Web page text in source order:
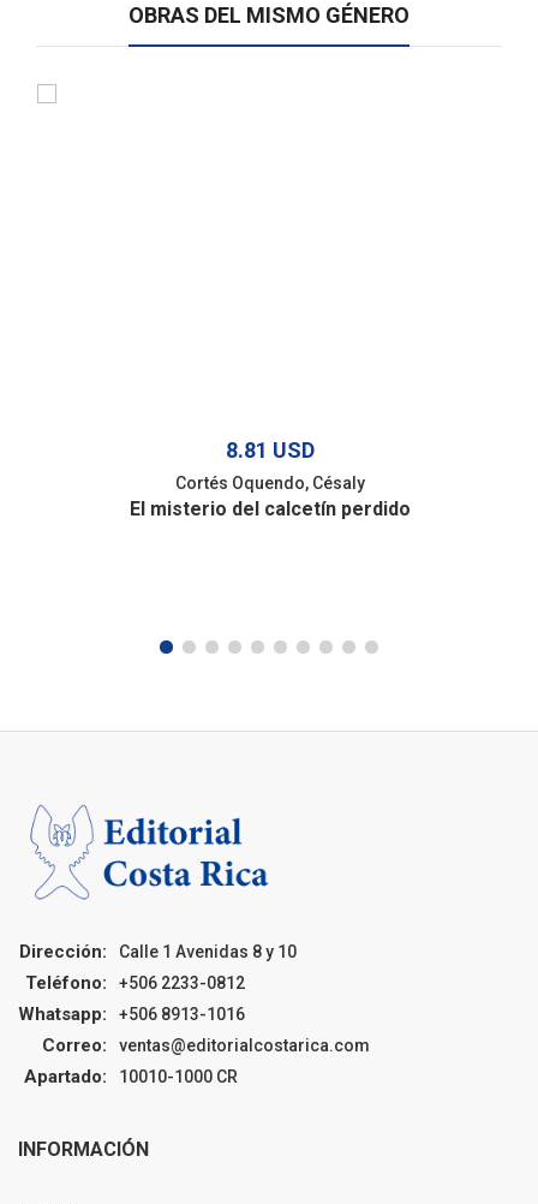
OBRAS DEL MISMO GÉNERO
8.81 USD
Cortés Oquendo, Césaly
El misterio del calcetín perdido
Dirección: Calle 1 Avenidas 8 y 10
Teléfono: +506 2233-0812
Whatsapp: +506 8913-1016
Correo: ventas@editorialcostarica.com
Apartado: 10010-1000 CR
INFORMACIÓN